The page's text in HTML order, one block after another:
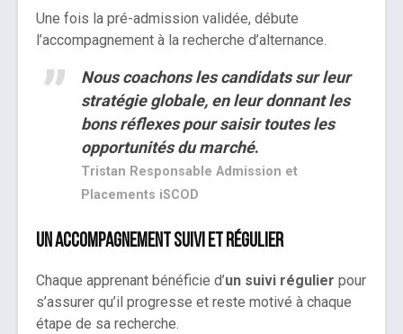
Une fois la pré-admission validée, débute
l’accompagnement à la recherche d’alternance.
Nous coachons les candidats sur leur
stratégie globale, en leur donnant les
bons réflexes pour saisir toutes les
opportunités du marché.
Tristan Responsable Admission et
Placements iSCOD
Un accompagnement suivi et régulier
Chaque apprenant bénéficie d’un suivi régulier pour
s’assurer qu’il progresse et reste motivé à chaque
étape de sa recherche.